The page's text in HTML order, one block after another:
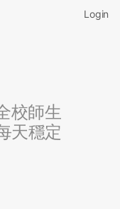
Login
校師生
天穩定